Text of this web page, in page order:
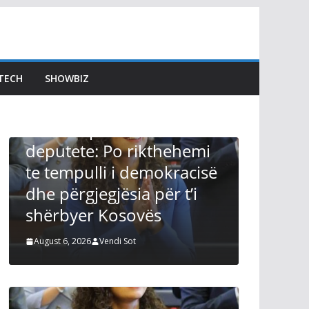
SHOWBIZ
deputete: Po rikthehemi
te tempulli i demokracisë
dhe përgjegjësia për t’i
shërbyer Kosovës
August 6, 2026 Vendi Sot
Kurti